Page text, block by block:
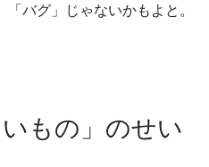
バグ」じゃないかもよと。
もの」のせい